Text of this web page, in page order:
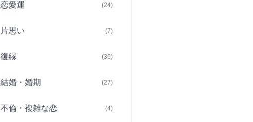
恋愛運 (24)
片思い (7)
復縁 (36)
結婚・婚期 (27)
不倫・複雑な恋 (4)